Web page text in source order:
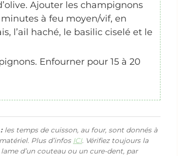
Ajouter les champignons
à feu moyen/vif, en
l’ail haché, le basilic ciselé et le
Enfourner pour 15 à 20
les temps de cuisson, au four, sont donnés à
Plus d’infos ICI. Vérifiez toujours la
d’un couteau ou un cure-dent, par